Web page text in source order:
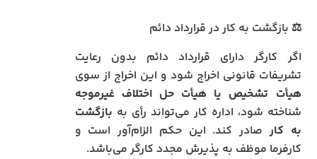
⚖️ بازگشت به کار در قرارداد دائم
اگر کارگر دارای قرارداد دائم بدون رعایت
تشریفات قانونی اخراج شود و این اخراج از سوی
هیأت تشخیص یا هیأت حل اختلاف غیرموجه
شناخته شود، اداره کار می‌تواند رأی به بازگشت
به کار صادر کند. این حکم الزام‌آور است و
کارفرما موظف به پذیرش مجدد کارگر می‌باشد.